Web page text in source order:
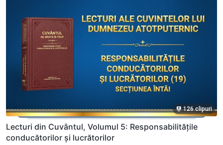
126 clipuri
Lecturi din Cuvântul, Volumul 5: Responsabilitățile
conducătorilor și lucrătorilor